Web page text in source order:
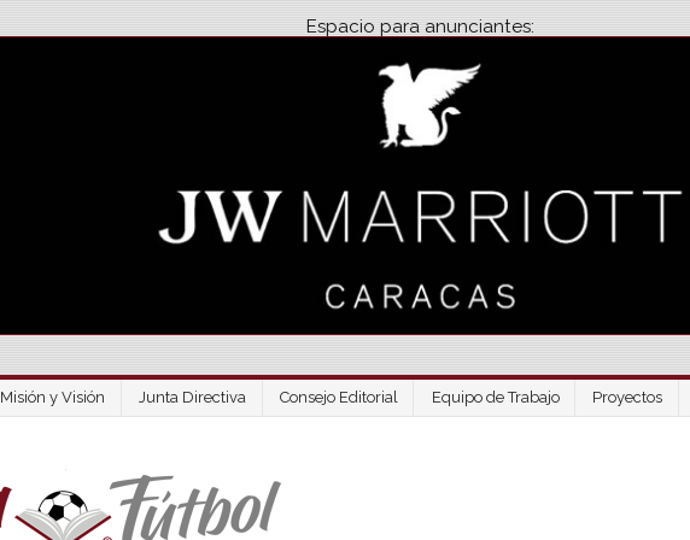
Espacio para anunciantes:
Misión y Visión Junta Directiva Consejo Editorial Equipo de Trabajo Proyectos